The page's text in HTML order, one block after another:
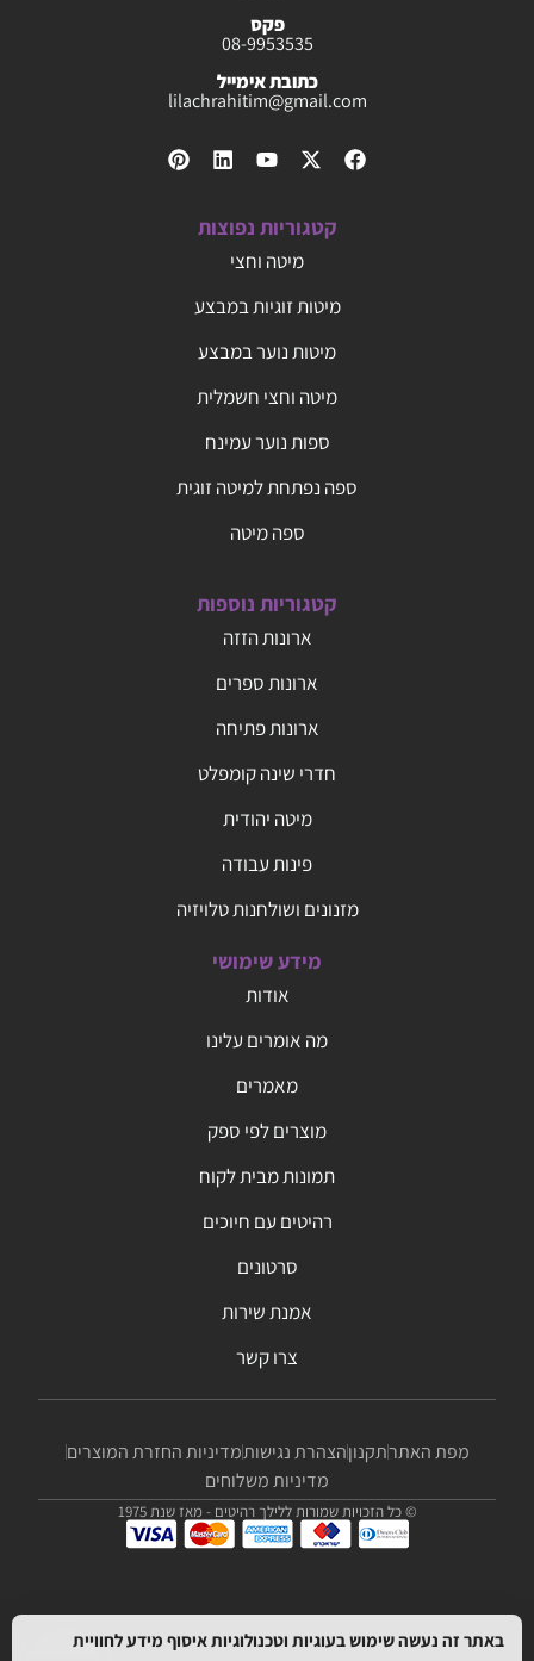
פקס
08-9953535
כתובת אימייל
lilachrahitim@gmail.com
קטגוריות נפוצות
מיטה וחצי
מיטות זוגיות במבצע
מיטות נוער במבצע
מיטה וחצי חשמלית
ספות נוער עמינח
ספה נפתחת למיטה זוגית
ספה מיטה
קטגוריות נוספות
ארונות הזזה
ארונות ספרים
ארונות פתיחה
חדרי שינה קומפלט
מיטה יהודית
פינות עבודה
מזנונים ושולחנות טלויזיה
מידע שימושי
אודות
מה אומרים עלינו
מאמרים
מוצרים לפי ספק
תמונות מבית לקוח
רהיטים עם חיוכים
סרטונים
אמנת שירות
צרו קשר
מפת האתרתקנוןהצהרת נגישותמדיניות החזרת המוצרים
מדיניות משלוחים
© כל הזכויות שמורות ללילך רהיטים - מאז שנת 1975
באתר זה נעשה שימוש בעוגיות וטכנולוגיות איסוף מידע לחוויית